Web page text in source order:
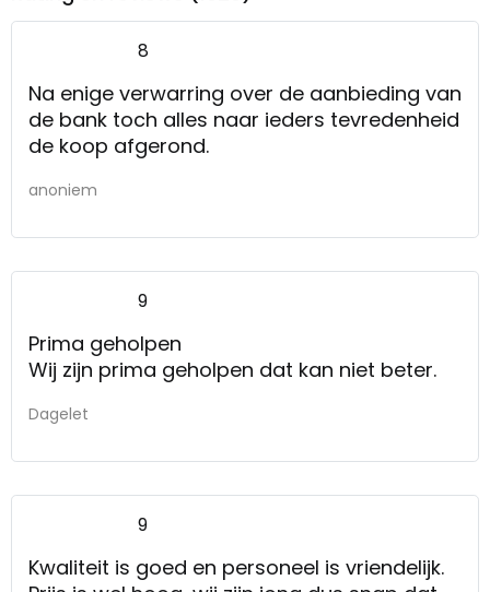
8
Na enige verwarring over de aanbieding van
de bank toch alles naar ieders tevredenheid
de koop afgerond.
anoniem
9
Prima geholpen
Wij zijn prima geholpen dat kan niet beter.
Dagelet
9
Kwaliteit is goed en personeel is vriendelijk.